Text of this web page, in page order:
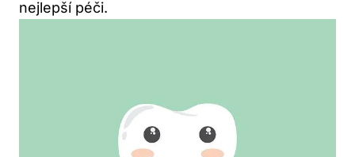
nejlepší péči.